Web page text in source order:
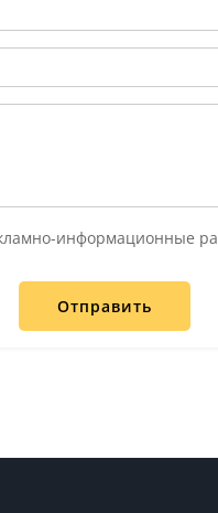
информационные
Отправить